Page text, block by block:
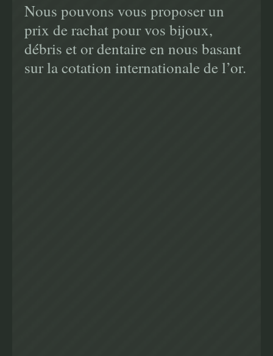
Nous pouvons vous proposer un
prix de rachat pour vos bijoux,
débris et or dentaire en nous basant
sur la cotation internationale de l’or.